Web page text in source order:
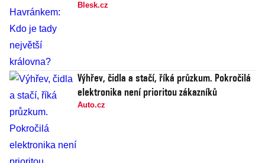
Blesk.cz
Výhřev, čidla a stačí, říká průzkum. Pokročilá
elektronika není prioritou zákazníků
Auto.cz